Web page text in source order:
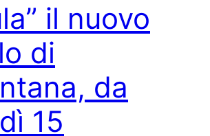
il nuovo
di
da
15